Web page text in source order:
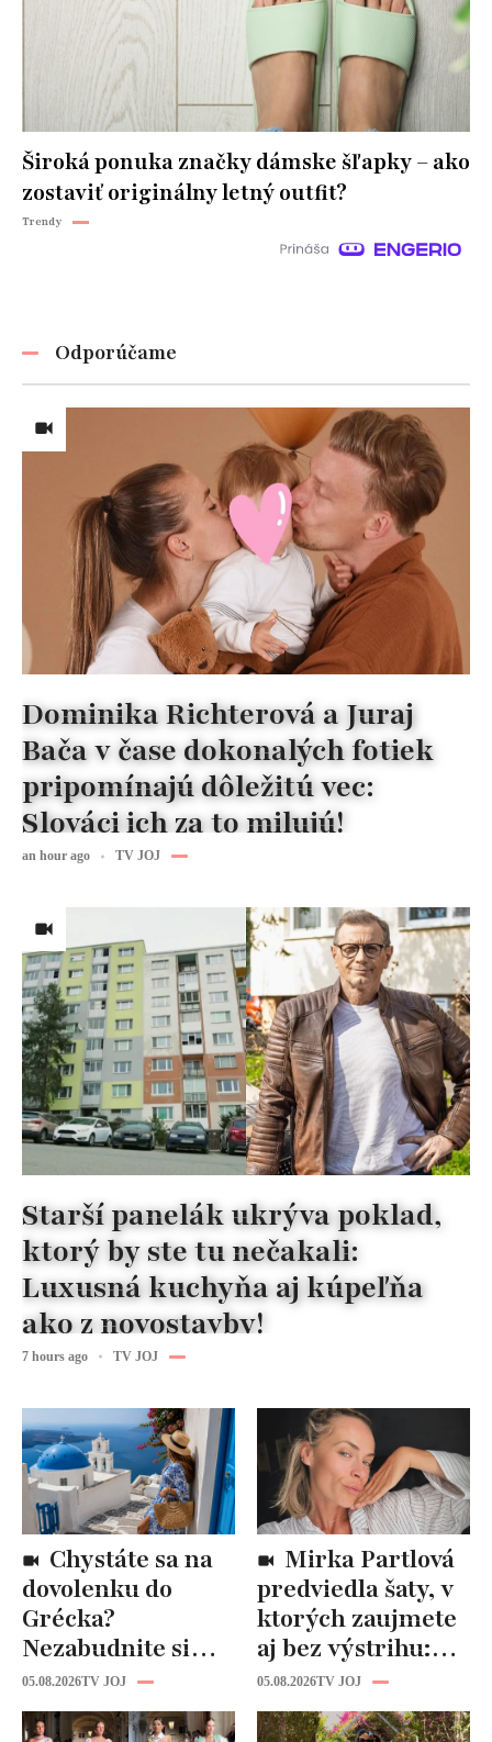
Široká ponuka značky dámske šľapky – ako
zostaviť originálny letný outfit?
Trendy
Odporúčame
Dominika Richterová a Juraj
Bača v čase dokonalých fotiek
pripomínajú dôležitú vec:
Slováci ich za to milujú!
an hour ago TV JOJ
Starší panelák ukrýva poklad,
ktorý by ste tu nečakali:
Luxusná kuchyňa aj kúpeľňa
ako z novostavby!
7 hours ago TV JOJ
dovolenku do
Grécka?
Nezabudnite si
odtiaľ uloviť tieto
štýlové kúsky
05.08.2026TV JOJ
predviedla šaty, v
ktorých zaujmete
aj bez výstrihu:
Ich čaro je v tomto
detaile
05.08.2026TV JOJ